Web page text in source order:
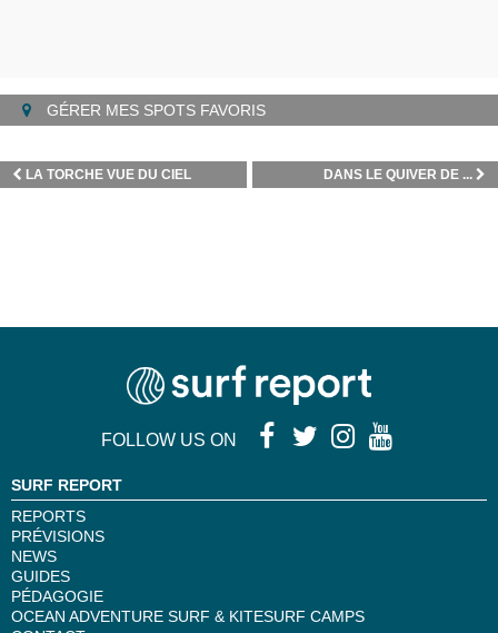
GÉRER MES SPOTS FAVORIS
DANS LE QUIVER DE ...
LA TORCHE VUE DU CIEL
FOLLOW US ON
SURF REPORT
REPORTS
PRÉVISIONS
NEWS
GUIDES
PÉDAGOGIE
OCEAN ADVENTURE SURF & KITESURF CAMPS